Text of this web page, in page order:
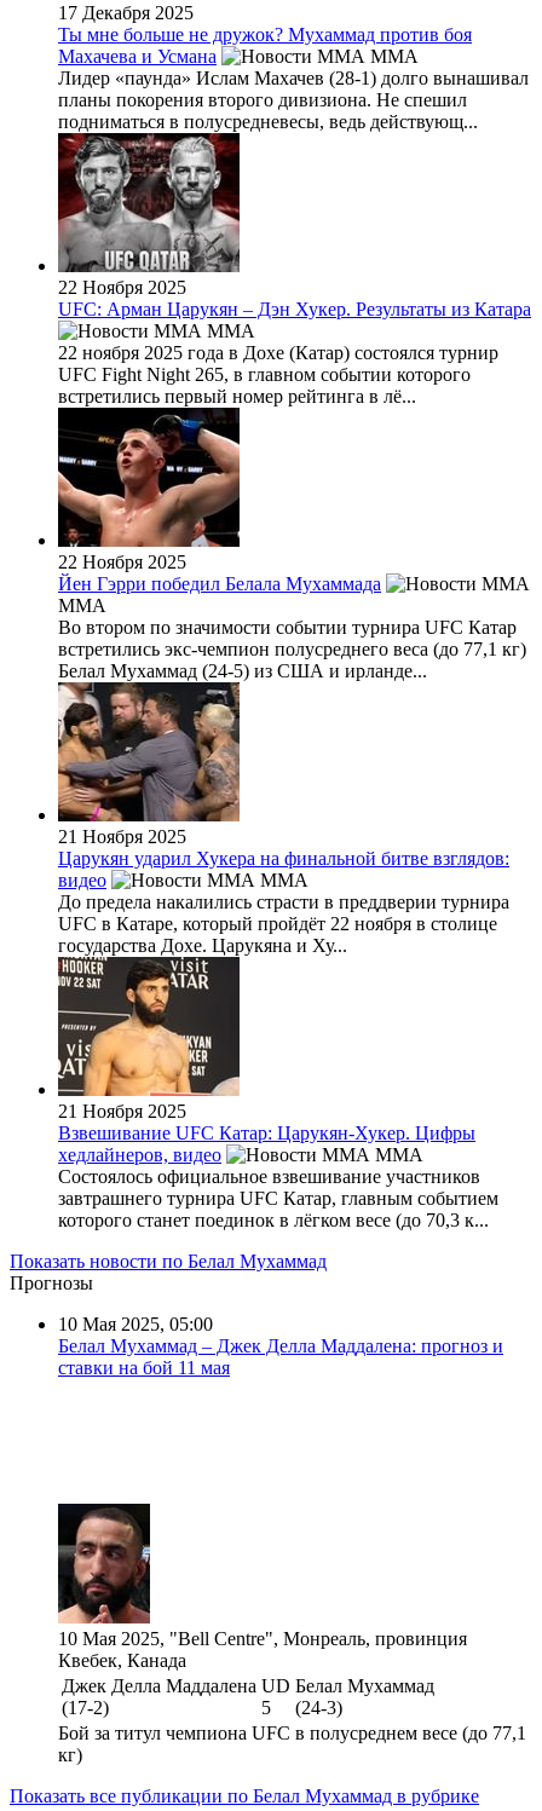
17 Декабря 2025
Ты мне больше не дружок? Мухаммад против боя
Махачева и Усмана
MMA
Лидер «паунда» Ислам Махачев (28-1) долго вынашивал
планы покорения второго дивизиона. Не спешил
подниматься в полусредневесы, ведь действующ...
22 Ноября 2025
UFC: Арман Царукян – Дэн Хукер. Результаты из Катара
MMA
22 ноября 2025 года в Дохе (Катар) состоялся турнир
UFC Fight Night 265, в главном событии которого
встретились первый номер рейтинга в лё...
22 Ноября 2025
Йен Гэрри победил Белала Мухаммада
MMA
Во втором по значимости событии турнира UFC Катар
встретились экс-чемпион полусреднего веса (до 77,1 кг)
Белал Мухаммад (24-5) из США и ирланде...
21 Ноября 2025
Царукян ударил Хукера на финальной битве взглядов:
видео
MMA
До предела накалились страсти в преддверии турнира
UFC в Катаре, который пройдёт 22 ноября в столице
государства Дохе. Царукяна и Ху...
21 Ноября 2025
Взвешивание UFC Катар: Царукян-Хукер. Цифры
хедлайнеров, видео
MMA
Состоялось официальное взвешивание участников
завтрашнего турнира UFC Катар, главным событием
которого станет поединок в лёгком весе (до 70,3 к...
Показать новости по Белал Мухаммад
Прогнозы
10 Мая 2025, 05:00
Белал Мухаммад – Джек Делла Маддалена: прогноз и
ставки на бой 11 мая
10 Мая 2025, "Bell Centre", Монреаль, провинция
Квебек, Канада
Джек Делла Маддалена
(17-2)
UD
5
Белал Мухаммад
(24-3)
Бой за титул чемпиона UFC в полусреднем весе (до 77,1
кг)
Показать все публикации по Белал Мухаммад в рубрике